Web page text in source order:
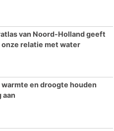
van Noord-Holland geeft
relatie met water
en droogte houden
aan